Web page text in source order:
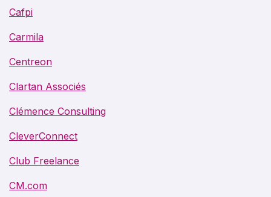
Cafpi
Carmila
Centreon
Clartan Associés
Clémence Consulting
CleverConnect
Club Freelance
CM.com